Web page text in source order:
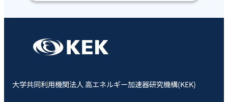
大学共同利用機関法人 高エネルギー加速器研究機構(KEK)